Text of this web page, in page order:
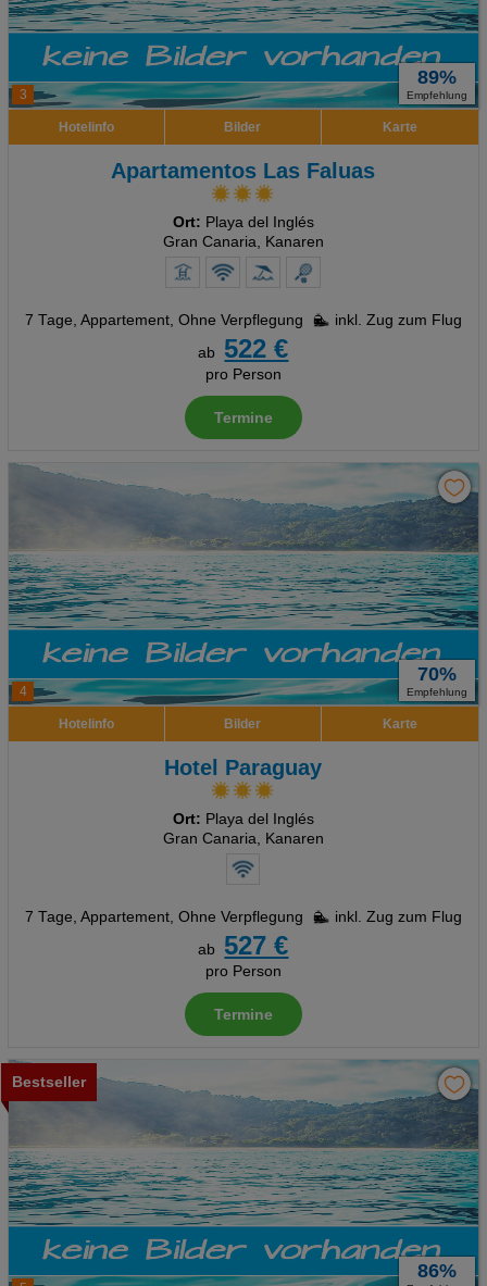
3
89%
Empfehlung
Hotelinfo Bilder Karte
Apartamentos Las Faluas
Ort: Playa del Inglés
Gran Canaria, Kanaren
7 Tage, Appartement, Ohne Verpflegung
inkl. Zug zum Flug
ab
522 €
pro Person
Termine
4
70%
Empfehlung
Hotelinfo Bilder Karte
Hotel Paraguay
Ort: Playa del Inglés
Gran Canaria, Kanaren
7 Tage, Appartement, Ohne Verpflegung
inkl. Zug zum Flug
ab
527 €
pro Person
Termine
Bestseller
86%